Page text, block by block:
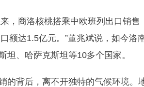
，商洛核桃搭乘中欧班列出口销
额达1.5亿元。”董兆斌说，如今
坦、哈萨克斯坦等10多个国家。
的背后，离不开独特的气候环境。